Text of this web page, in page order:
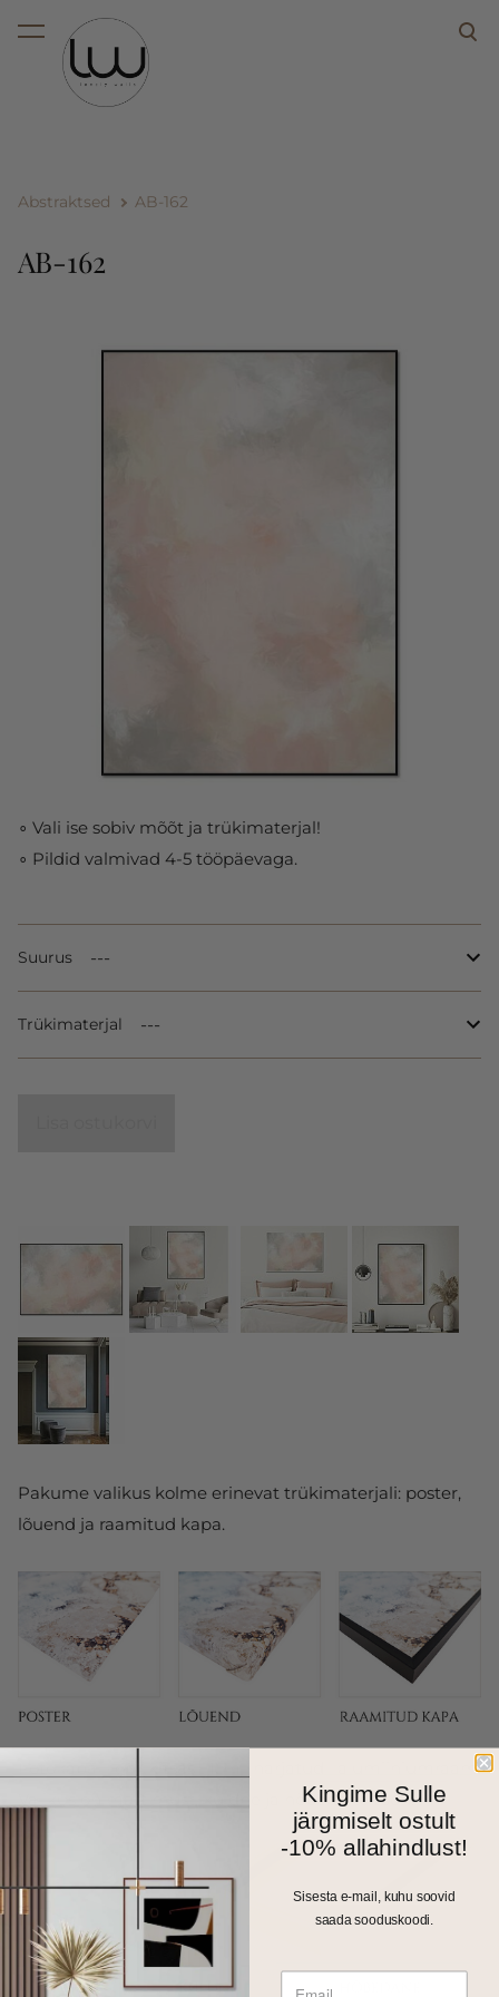
lisati ostukorvi.
Abstraktsed AB-162
Pakume valikus kolme erinevat trükimaterjali: poster,
lõuend ja raamitud kapa.
Fotokapal on kitsas 1cm harjatud alumiiniumraam.
Valikus on matt must, kuldne ja hõbedane toon.
AB-162
∘ Vali ise sobiv mõõt ja trükimaterjal!
∘ Pildid valmivad 4-5 tööpäevaga.
Suurus
Trükimaterjal
Kingime Sulle
järgmiselt ostult
-10% allahindlust!
Sisesta e-mail, kuhu soovid
saada sooduskoodi.